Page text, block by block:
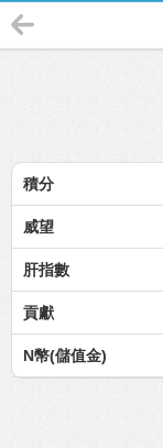
積分
威望
肝指數
貢獻
N幣(儲值金)